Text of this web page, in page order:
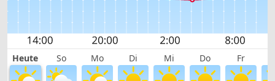
Heute So Mo Di Mi Do Fr